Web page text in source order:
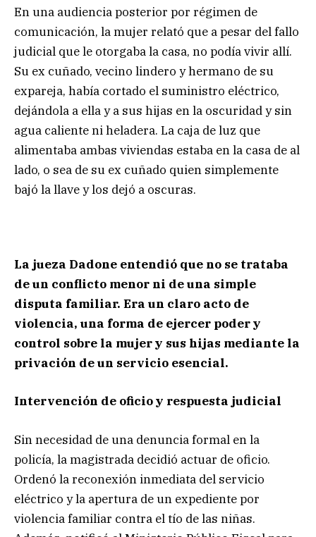
En una audiencia posterior por régimen de
comunicación, la mujer relató que a pesar del fallo
judicial que le otorgaba la casa, no podía vivir allí.
Su ex cuñado, vecino lindero y hermano de su
expareja, había cortado el suministro eléctrico,
dejándola a ella y a sus hijas en la oscuridad y sin
agua caliente ni heladera. La caja de luz que
alimentaba ambas viviendas estaba en la casa de al
lado, o sea de su ex cuñado quien simplemente
bajó la llave y los dejó a oscuras.
La jueza Dadone entendió que no se trataba
de un conflicto menor ni de una simple
disputa familiar. Era un claro acto de
violencia, una forma de ejercer poder y
control sobre la mujer y sus hijas mediante la
privación de un servicio esencial.
Intervención de oficio y respuesta judicial
Sin necesidad de una denuncia formal en la
policía, la magistrada decidió actuar de oficio.
Ordenó la reconexión inmediata del servicio
eléctrico y la apertura de un expediente por
violencia familiar contra el tío de las niñas.